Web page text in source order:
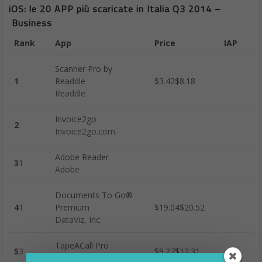
iOS: le 20 APP più scaricate in Italia Q3 2014 –
Business
Rank App Price IAP
1
Scanner Pro by
Readdle
Readdle
$3.42$8.18
2
Invoice2go
Invoice2go.com
31
Adobe Reader
Adobe
41
Documents To Go®
Premium
DataViz, Inc.
$19.04$20.52
53
TapeACall Pro
$9.27$12.31